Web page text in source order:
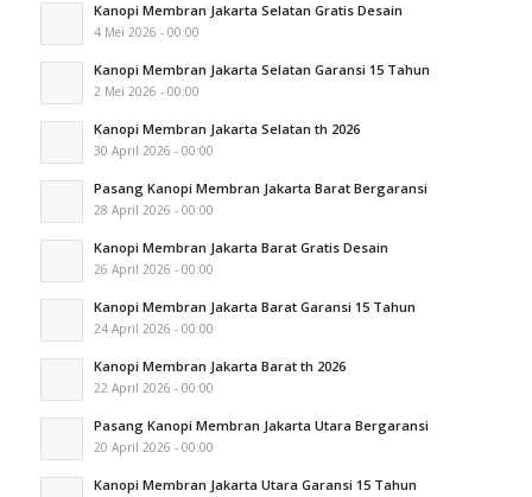
Kanopi Membran Jakarta Selatan Gratis Desain
4 Mei 2026 - 00:00
Kanopi Membran Jakarta Selatan Garansi 15 Tahun
2 Mei 2026 - 00:00
Kanopi Membran Jakarta Selatan th 2026
30 April 2026 - 00:00
Pasang Kanopi Membran Jakarta Barat Bergaransi
28 April 2026 - 00:00
Kanopi Membran Jakarta Barat Gratis Desain
26 April 2026 - 00:00
Kanopi Membran Jakarta Barat Garansi 15 Tahun
24 April 2026 - 00:00
Kanopi Membran Jakarta Barat th 2026
22 April 2026 - 00:00
Pasang Kanopi Membran Jakarta Utara Bergaransi
20 April 2026 - 00:00
Kanopi Membran Jakarta Utara Garansi 15 Tahun